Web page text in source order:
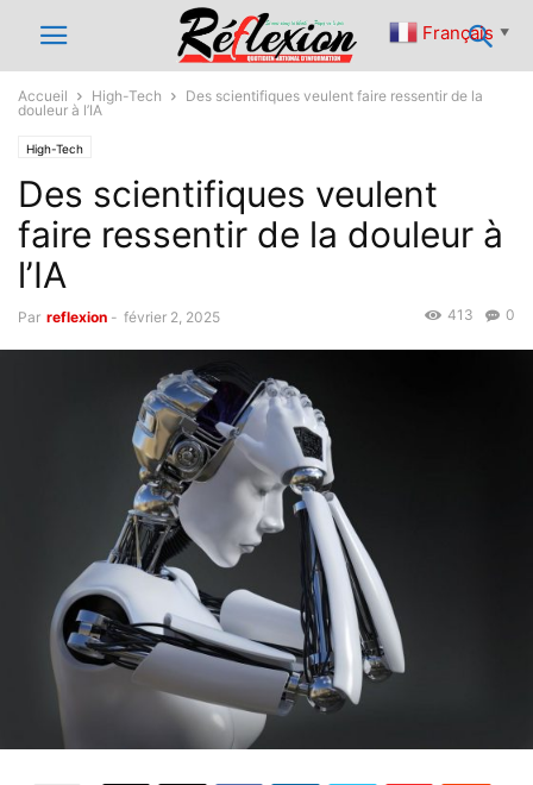
Accueil High-Tech
Des scientifiques veulent faire ressentir de la
douleur à l’IA
High-Tech
Des scientifiques veulent
faire ressentir de la douleur à
l’IA
Par reflexion - février 2, 2025 0
413
Français ▼